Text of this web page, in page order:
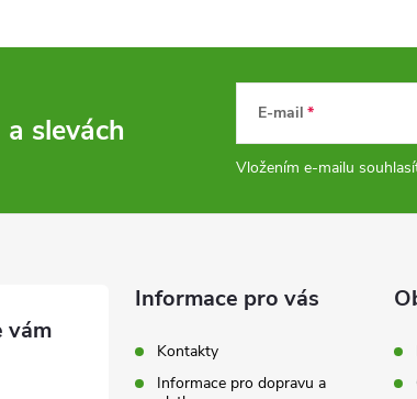
í
r
y
a slevách E-mail
Vložením e-mailu
Informace pro vás
Kontakty
Informace pro dopravu a